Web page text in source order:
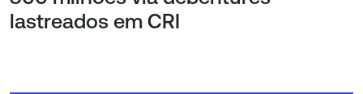
lastreados em CRI